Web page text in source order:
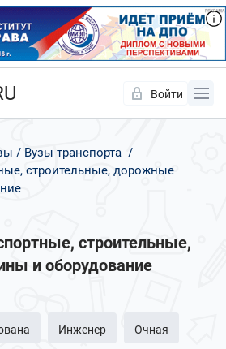
Войти
Вузы транспорта
строительные, дорожные
строительные,
и оборудование
Инженер Очная
Нет